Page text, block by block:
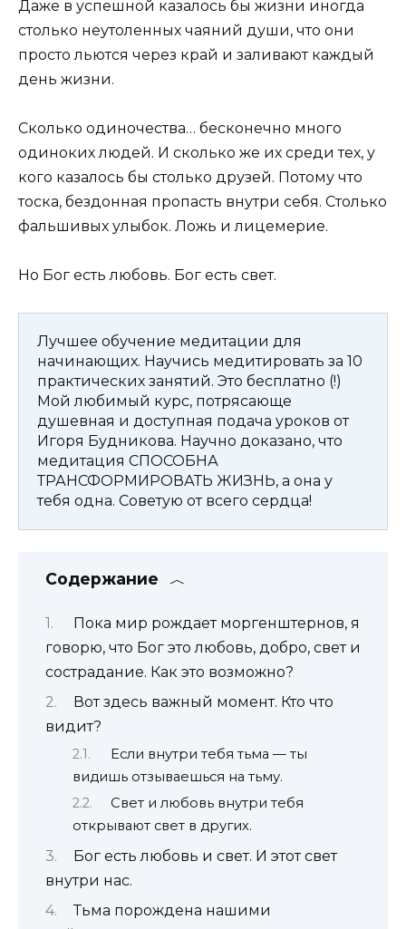
Даже в успешной казалось бы жизни иногда
столько неутоленных чаяний души, что они
просто льются через край и заливают каждый
день жизни.
Сколько одиночества… бесконечно много
одиноких людей. И сколько же их среди тех, у
кого казалось бы столько друзей. Потому что
тоска, бездонная пропасть внутри себя. Столько
фальшивых улыбок. Ложь и лицемерие.
Но Бог есть любовь. Бог есть свет.
Лучшее обучение медитации для
начинающих. Научись медитировать за 10
практических занятий. Это бесплатно (!)
Мой любимый курс, потрясающе
душевная и доступная подача уроков от
Игоря Будникова. Научно доказано, что
медитация СПОСОБНА
ТРАНСФОРМИРОВАТЬ ЖИЗНЬ, а она у
тебя одна. Советую от всего сердца!
Содержание
Пока мир рождает моргенштернов, я
говорю, что Бог это любовь, добро, свет и
сострадание. Как это возможно?
Вот здесь важный момент. Кто что
видит?
Если внутри тебя тьма — ты
видишь отзываешься на тьму.
Свет и любовь внутри тебя
открывают свет в других.
Бог есть любовь и свет. И этот свет
внутри нас.
Тьма порождена нашими